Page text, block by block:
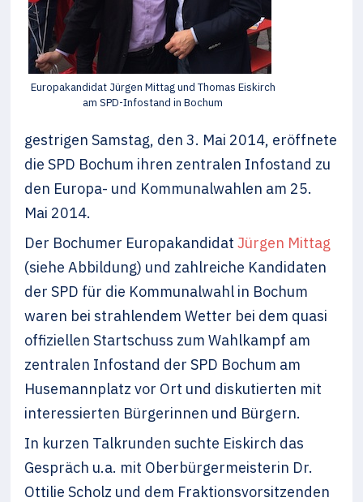
Europakandidat Jürgen Mittag und Thomas Eiskirch
am SPD-Infostand in Bochum
gestrigen Samstag, den 3. Mai 2014, eröffnete
die SPD Bochum ihren zentralen Infostand zu
den Europa- und Kommunalwahlen am 25.
Mai 2014.
Der Bochumer EuropakandidatJürgen Mittag
(siehe Abbildung) und zahlreiche Kandidaten
der SPD für die Kommunalwahl in Bochum
waren bei strahlendem Wetter bei dem quasi
offiziellen Startschuss zum Wahlkampf am
zentralen Infostand der SPD Bochum am
Husemannplatz vor Ort und diskutierten mit
interessierten Bürgerinnen und Bürgern.
In kurzen Talkrunden suchte Eiskirch das
Gespräch u.a. mit Oberbürgermeisterin Dr.
Ottilie Scholz und dem Fraktionsvorsitzenden